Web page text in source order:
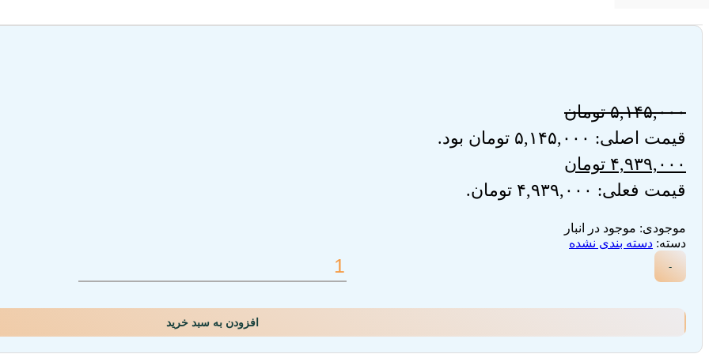
۵,۱۴۵,۰۰۰ تومان
قیمت اصلی: ۵,۱۴۵,۰۰۰ تومان بود.
۴,۹۳۹,۰۰۰ تومان
قیمت فعلی: ۴,۹۳۹,۰۰۰ تومان.
موجودی: موجود در انبار
دسته: دسته بندی نشده
-
افزودن به سبد خرید